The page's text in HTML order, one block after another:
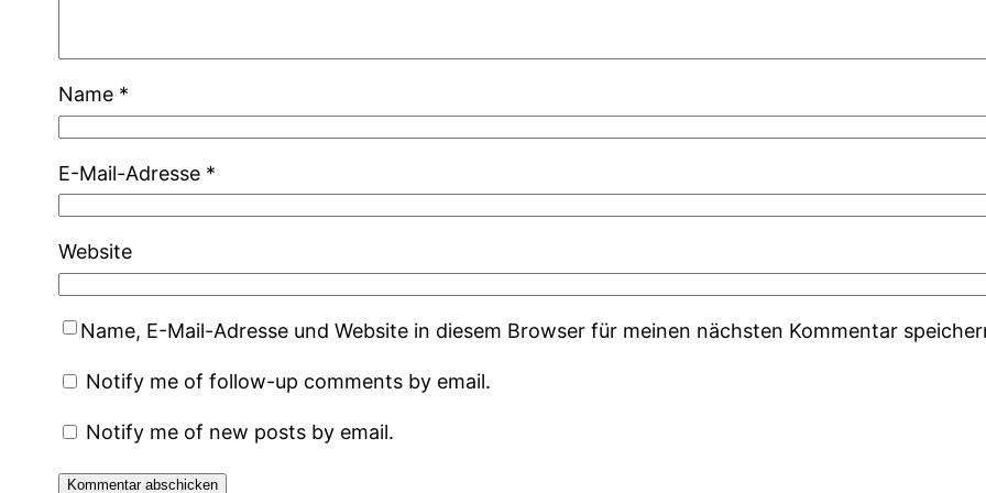
Name *
E-Mail-Adresse *
Website
Name, E-Mail-Adresse und Website in diesem Browser für meinen nächsten Kommentar
Notify me of follow-up comments by email.
Notify me of new posts by email.